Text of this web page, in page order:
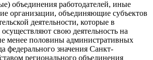
объединения работодателей, иные
организации, объединяющие субъектов
деятельности, которые в
свою деятельность на
менее половины административных
федерального значения Санкт-
регионального объединения